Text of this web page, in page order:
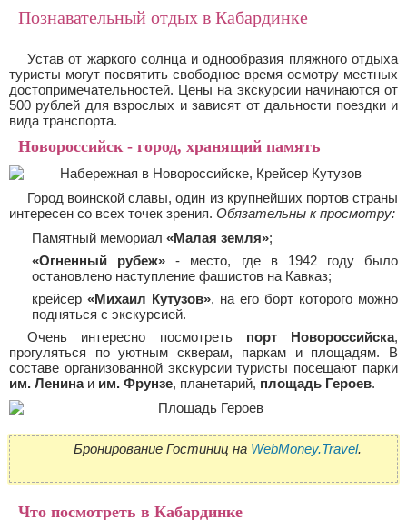
Познавательный отдых в Кабардинке
Устав от жаркого солнца и однообразия пляжного отдыха
туристы могут посвятить свободное время осмотру местных
достопримечательностей. Цены на экскурсии начинаются от
500 рублей для взрослых и зависят от дальности поездки и
вида транспорта.
Новороссийск - город, хранящий память
Город воинской славы, один из крупнейших портов страны
интересен со всех точек зрения. Обязательны к просмотру:
Памятный мемориал «Малая земля»;
«Огненный рубеж» - место, где в 1942 году было
остановлено наступление фашистов на Кавказ;
крейсер «Михаил Кутузов», на его борт которого можно
подняться с экскурсией.
Очень интересно посмотреть порт Новороссийска,
прогуляться по уютным скверам, паркам и площадям. В
составе организованной экскурсии туристы посещают парки
им. Ленинаи им. Фрунзе, планетарий, площадь Героев.
Бронирование Гостиниц на WebMoney.Travel.
Что посмотреть в Кабардинке